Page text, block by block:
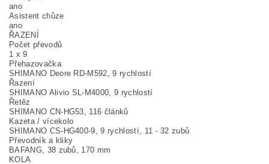
ano
Asistent chůze
ano
ŘAZENÍ
Počet převodů
1 x 9
Přehazovačka
SHIMANO Deore RD-M592, 9 rychlostí
Řazení
SHIMANO Alivio SL-M4000, 9 rychlostí
Řetěz
SHIMANO CN-HG53, 116 článků
Kazeta / vícekolo
SHIMANO CS-HG400-9, 9 rychlostí, 11 - 32 zubů
Převodník a kliky
BAFANG, 38 zubů, 170 mm
KOLA